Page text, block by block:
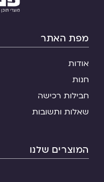
מפת האתר
אודות
חנות
חבילות רכישה
שאלות ותשובות
המוצרים שלנו